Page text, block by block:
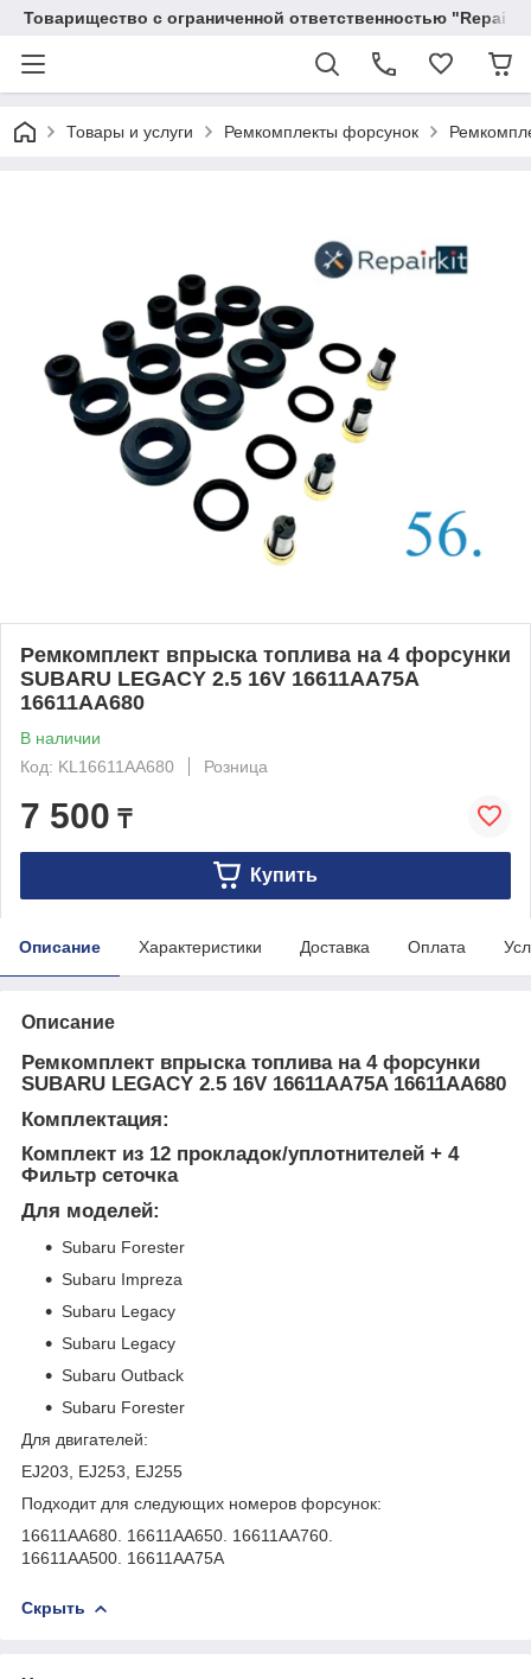
Товарищество с ограниченной ответственностью
Товары и услуги Ремкомплекты форсунок
Ремкомплект впрыска топлива на 4 форсунки
SUBARU LEGACY 2.5 16V 16611AA75A
16611AA680
В наличии
Код: KL16611AA680
Розница
7 500 ₸
Купить
Описание Характеристики Доставка Оплата
Описание
Ремкомплект впрыска топлива на 4 форсунки
SUBARU LEGACY 2.5 16V 16611AA75A 16611AA680
Комплектация:
Комплект из 12 прокладок/уплотнителей + 4
Фильтр сеточка
Для моделей:
Subaru Forester
Subaru Impreza
Subaru Legacy
Subaru Legacy
Subaru Outback
Subaru Forester
Для двигателей:
EJ203, EJ253, EJ255
Подходит для следующих номеров форсунок:
16611AA680. 16611AA650. 16611AA760.
16611AA500. 16611AA75A
Скрыть